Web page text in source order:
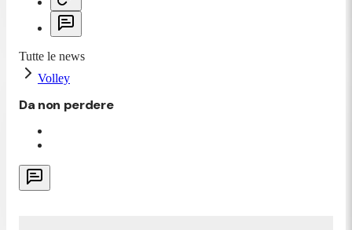
Tutte le news
Volley
Da non perdere